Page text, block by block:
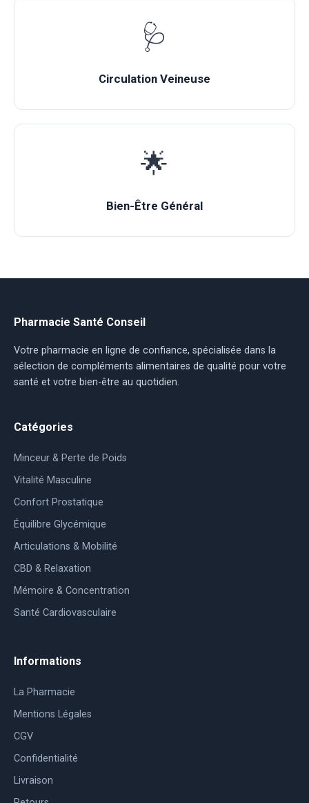
🩺
Circulation Veineuse
🌟
Bien-Être Général
Pharmacie Santé Conseil
Votre pharmacie en ligne de confiance, spécialisée dans la
sélection de compléments alimentaires de qualité pour votre
santé et votre bien-être au quotidien.
Catégories
Minceur & Perte de Poids
Vitalité Masculine
Confort Prostatique
Équilibre Glycémique
Articulations & Mobilité
CBD & Relaxation
Mémoire & Concentration
Santé Cardiovasculaire
Informations
La Pharmacie
Mentions Légales
CGV
Confidentialité
Livraison